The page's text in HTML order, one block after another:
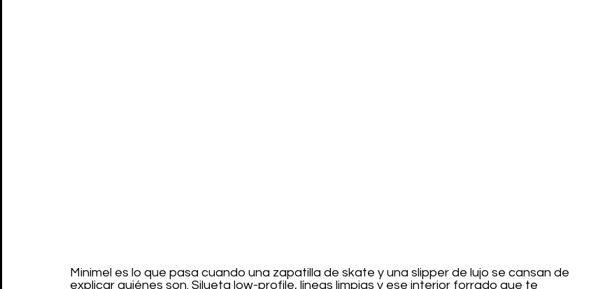
Minimel es lo que pasa cuando una zapatilla de skate y una slipper de lujo se cansan de
explicar quiénes son. Silueta low-profile, líneas limpias y ese interior forrado que te